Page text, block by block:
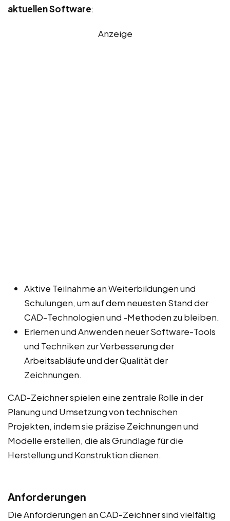
aktuellen Software:
Anzeige
Aktive Teilnahme an Weiterbildungen und
Schulungen, um auf dem neuesten Stand der
CAD-Technologien und -Methoden zu bleiben.
Erlernen und Anwenden neuer Software-Tools
und Techniken zur Verbesserung der
Arbeitsabläufe und der Qualität der
Zeichnungen.
CAD-Zeichner spielen eine zentrale Rolle in der
Planung und Umsetzung von technischen
Projekten, indem sie präzise Zeichnungen und
Modelle erstellen, die als Grundlage für die
Herstellung und Konstruktion dienen.
Anforderungen
Die Anforderungen an CAD-Zeichner sind vielfältig